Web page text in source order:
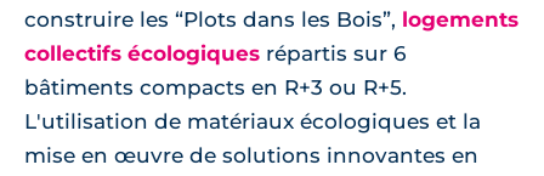
construire les “Plots dans les Bois”, logements
collectifs écologiques répartis sur 6
bâtiments compacts en R+3 ou R+5.
L'utilisation de matériaux écologiques et la
mise en œuvre de solutions innovantes en